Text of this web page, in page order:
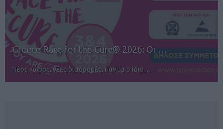
12ος TUI Rhodes Marathon: Άνοιγμα ε…
Αγώνες για όλους στην Ρόδο